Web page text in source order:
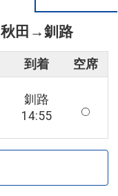
秋田 →釧路
到着 空席
釧路
14:55